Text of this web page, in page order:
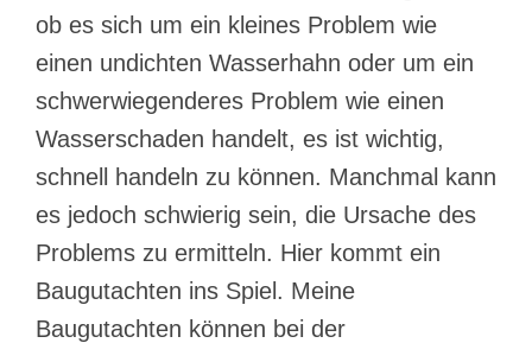
ob es sich um ein kleines Problem wie
einen undichten Wasserhahn oder um ein
schwerwiegenderes Problem wie einen
Wasserschaden handelt, es ist wichtig,
schnell handeln zu können. Manchmal kann
es jedoch schwierig sein, die Ursache des
Problems zu ermitteln. Hier kommt ein
Baugutachten ins Spiel. Meine
Baugutachten können bei der